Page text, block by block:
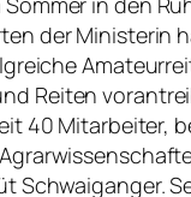
der
Reiten
40
Schwaiganger.